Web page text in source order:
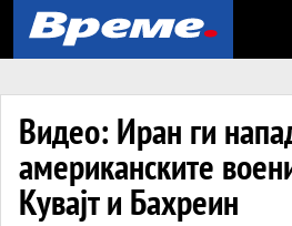
Видео: Иран ги
американските
Кувајт и Бахреин